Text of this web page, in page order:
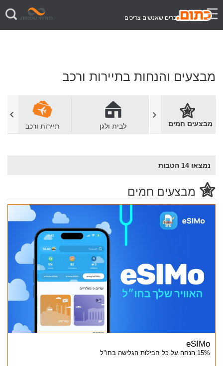
דברים שאנשים צריכים
מבצעים והנחות בתיירות ורכב
מבצעים חמים
מסעדות ובתי קפה לבית ולגן תיירות ורכב
נמצאו 14 הטבות
מבצעים חמים
eSIMo
15% הנחה על כל חבילות הגלישה בחו"ל